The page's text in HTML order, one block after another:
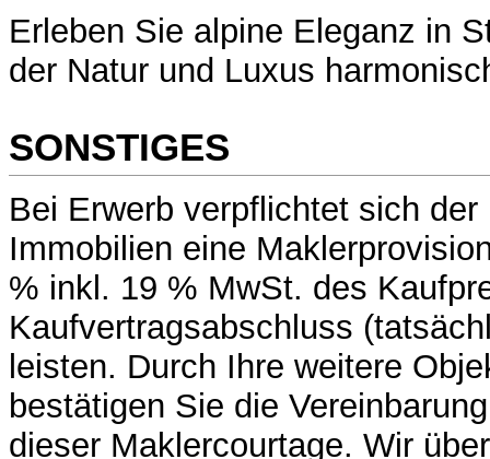
Erleben Sie alpine Eleganz in
der Natur und Luxus
SONSTIGES
Bei Erwerb verpflichtet sich
Immobilien eine
% inkl. 19 % MwSt. des
Kaufvertragsabschluss
leisten. Durch Ihre weitere
bestätigen Sie die
dieser Maklercourtage. Wir